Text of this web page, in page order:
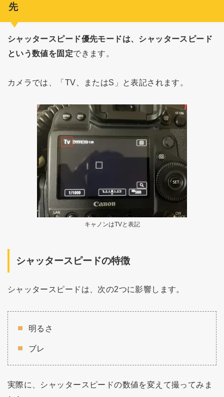
先
シャッタースピード優先モードは、シャッタースピード
という数値を固定できます。
カメラでは、「TV、またはS」と表記されます。
キャノンはTVと表記
シャッタースピードの特徴
シャッタースピードは、次の2つに影響します。
明るさ
ブレ
実際に、シャッタースピードの数値を変えて撮ってみま